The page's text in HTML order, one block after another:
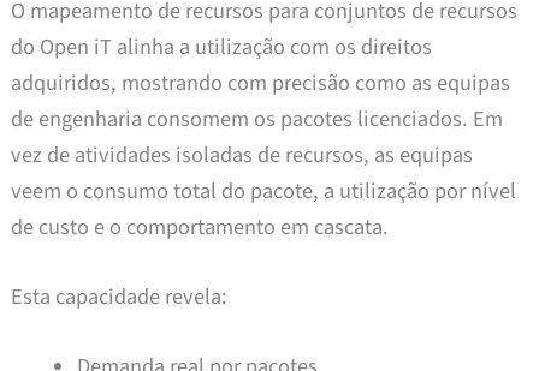
O mapeamento de recursos para conjuntos de recursos
do Open iT alinha a utilização com os direitos
adquiridos, mostrando com precisão como as equipas
de engenharia consomem os pacotes licenciados. Em
vez de atividades isoladas de recursos, as equipas
veem o consumo total do pacote, a utilização por nível
de custo e o comportamento em cascata.
Esta capacidade revela: